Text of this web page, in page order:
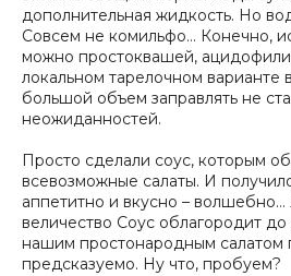
дополнительная жидкость. Но
Совсем не комильфо… Конечно,
можно простоквашей,
локальном тарелочном варианте
большой объем заправлять не
неожиданностей.
Просто сделали соус, которым
всевозможные салаты. И
аппетитно и вкусно –
величество Соус облагородит
нашим простонародным салатом
предсказуемо. Ну что, пробуем?